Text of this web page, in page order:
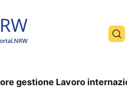
gestione Lavoro